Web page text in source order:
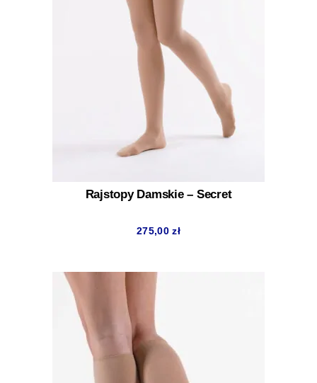
Rajstopy Damskie – Secret
275,00zł